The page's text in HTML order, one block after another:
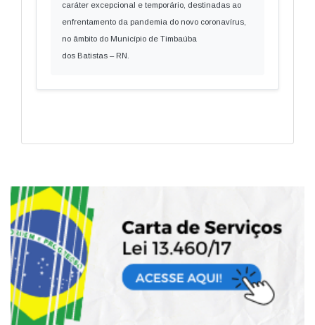
caráter excepcional e temporário, destinadas ao
enfrentamento da pandemia do novo coronavírus,
no âmbito do Município de Timbaúba
dos Batistas – RN.